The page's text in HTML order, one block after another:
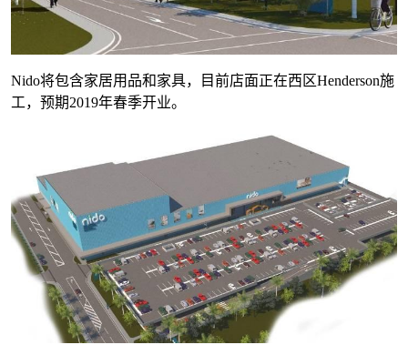
Nido将包含家居用品和家具，目前店面正在西区Henderson施
工，预期2019年春季开业。